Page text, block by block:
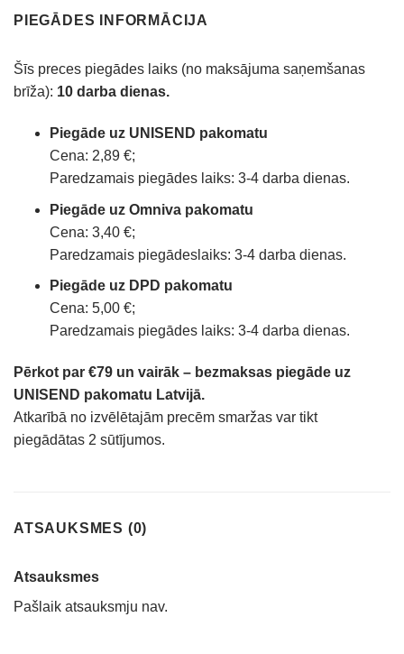
PIEGĀDES INFORMĀCIJA
Šīs preces piegādes laiks (no maksājuma saņemšanas
brīža): 10 darba dienas.
Piegāde uz UNISEND pakomatu
Cena: 2,89 €;
Paredzamais piegādes laiks: 3-4 darba dienas.
Piegāde uz Omniva pakomatu
Cena: 3,40 €;
Paredzamais piegādeslaiks: 3-4 darba dienas.
Piegāde uz DPD pakomatu
Cena: 5,00 €;
Paredzamais piegādes laiks: 3-4 darba dienas.
Pērkot par €79 un vairāk – bezmaksas piegāde uz
UNISEND pakomatu Latvijā.
Atkarībā no izvēlētajām precēm smaržas var tikt
piegādātas 2 sūtījumos.
ATSAUKSMES (0)
Atsauksmes
Pašlaik atsauksmju nav.